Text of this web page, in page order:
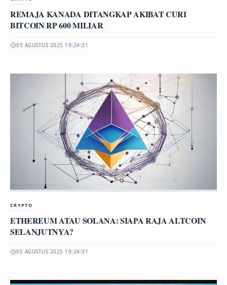
REMAJA KANADA DITANGKAP AKIBAT CURI
BITCOIN RP 600 MILIAR
05 AGUSTUS 2025 19:24:31
CRYPTO
ETHEREUM ATAU SOLANA: SIAPA RAJA ALTCOIN
SELANJUTNYA?
05 AGUSTUS 2025 19:24:31